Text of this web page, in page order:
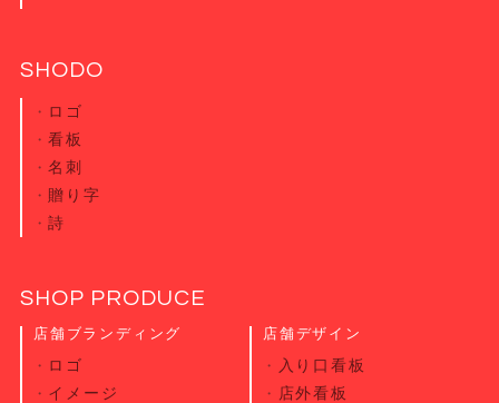
SHODO
ロゴ
看板
名刺
贈り字
詩
SHOP PRODUCE
店舗ブランディング
ロゴ
イメージ
店舗デザイン
入り口看板
店外看板